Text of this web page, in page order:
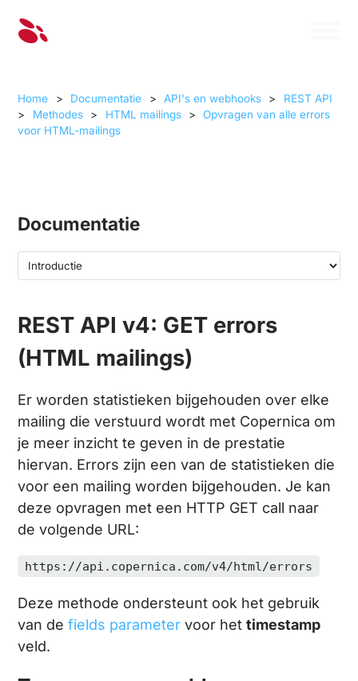
Home > Documentatie > API's en webhooks >
REST API
>
Methodes > HTML mailings >
Opvragen van alle errors
voor HTML-mailings
Documentatie
REST API v4: GET errors
(HTML mailings)
Er worden statistieken bijgehouden over elke
mailing die verstuurd wordt met Copernica om
je meer inzicht te geven in de prestatie
hiervan. Errors zijn een van de statistieken die
voor een mailing worden bijgehouden. Je kan
deze opvragen met een HTTP GET call naar
de volgende URL:
https://api.copernica.com/v4/html/errors
Deze methode ondersteunt ook het gebruik
van defields parameter voor hettimestamp
veld.